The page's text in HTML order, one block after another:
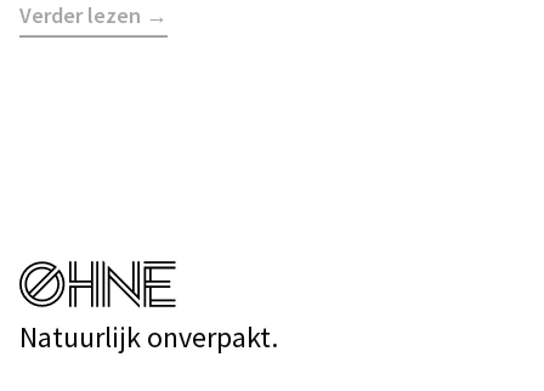
Verder lezen →
Natuurlijk onverpakt.